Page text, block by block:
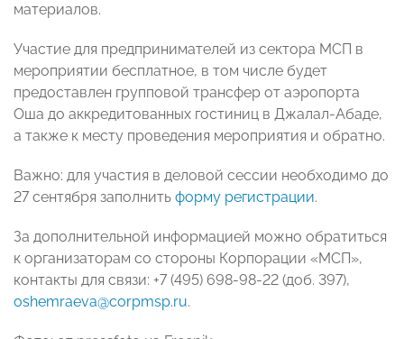
материалов.
Участие для предпринимателей из сектора МСП в
мероприятии бесплатное, в том числе будет
предоставлен групповой трансфер от аэропорта
Оша до аккредитованных гостиниц в Джалал-Абаде,
а также к месту проведения мероприятия и обратно.
Важно: для участия в деловой сессии необходимо до
27 сентября заполнить форму регистрации.
За дополнительной информацией можно обратиться
к организаторам со стороны Корпорации «МСП»,
контакты для связи: +7 (495) 698-98-22 (доб. 397),
oshemraeva@corpmsp.ru.